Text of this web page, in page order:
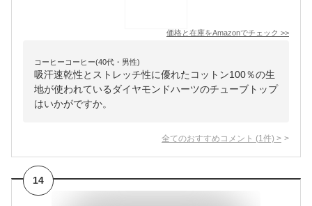
価格と在庫をAmazonでチェック >>
コーヒーコーヒー(40代・男性)
吸汗速乾性とストレッチ性に優れたコットン100％の生
地が使われているダイヤモンドハーツのチューブトップ
はいかがですか。
全てのおすすめコメント (1 件) >
14